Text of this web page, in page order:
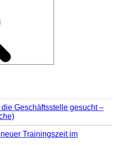
Geschäftsstelle gesucht –
Trainingszeit im